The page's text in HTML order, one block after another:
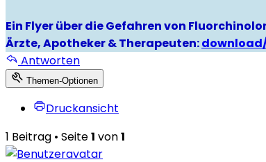
Ein Flyer über die Gefahren von
Ärzte, Apotheker & Therapeuten:
Antworten
Themen-Optionen
Druckansicht
1 Beitrag • Seite1 von1